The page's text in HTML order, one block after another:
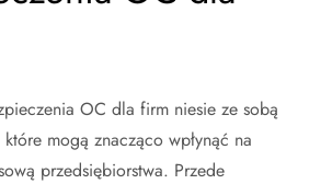
OC dla firm niesie ze sobą
mogą znacząco wpłynąć na
przedsiębiorstwa. Przede